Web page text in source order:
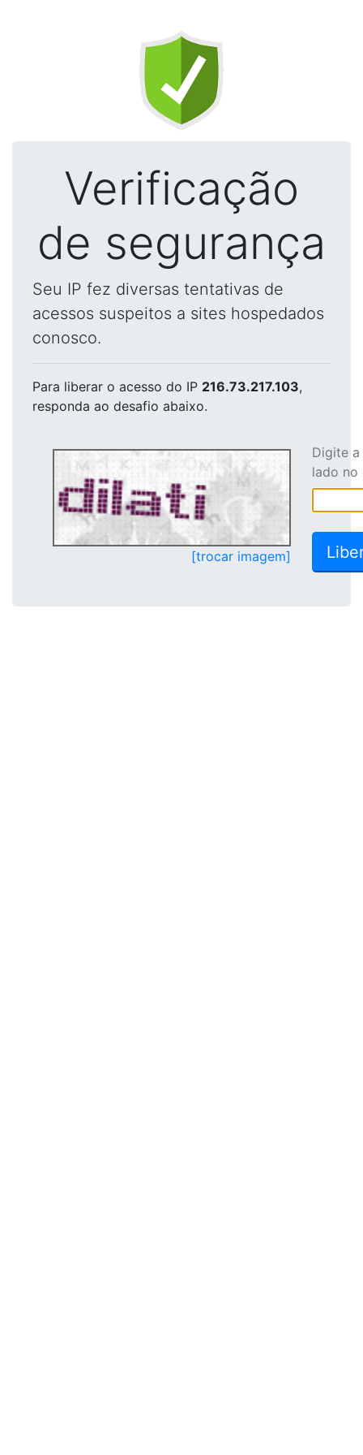
Verificação
de segurança
Seu IP fez diversas tentativas de
acessos suspeitos a sites hospedados
conosco.
Para liberar o acesso do IP 216.73.217.103,
responda ao desafio abaixo.
[trocar imagem]
Digite
lado no